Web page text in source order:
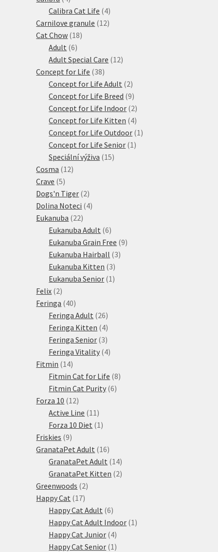
produkty
Calibra Cat Life 44
produkty
Carnilove granule 1212
Cat Chow 1818
Adult 66
produktů
Adult Special Care 1212
Concept for Life 3838
produktů
Concept for Life Adult 22
produkty
Concept for Life Breed 99
produktů
Concept for Life Indoor 22
produkty
Concept for Life Kitten 44
produkty
Concept for Life Outdoor 1 1
Concept for Life Senior 1 1
Speciální výživa 1515
Cosma 1212
Crave 55
produktů
Dogs'n Tiger 22
produkty
Dolina Noteci 44
Eukanuba 2222
produktů
Eukanuba Adult 66
produktů
Eukanuba Grain Free 99
Eukanuba Hairball 33
Eukanuba Kitten 33
produkty
Eukanuba Senior 1 1
Felix 22
produkty
Feringa 4040
produktů
Feringa Adult 2626
produktů
Feringa Kitten 44
produkty
Feringa Senior 33
produkty
Feringa Vitality 44
Fitmin 1414
produktů
Fitmin Cat for Life 88
Fitmin Cat Purity 66
Forza 10 1212
produktů
Active Line 11 11
produktů
Forza 10 Diet 1 1
Friskies 99
produktů
GranataPet Adult 1616
produktů
GranataPet Adult 1414
produktů
GranataPet Kitten 22
Greenwoods 22
Happy Cat 1717
produktů
Happy Cat Adult 66
produktů
Happy Cat Adult Indoor 1 1
Happy Cat Junior 44
produkty
Happy Cat Senior 1 1